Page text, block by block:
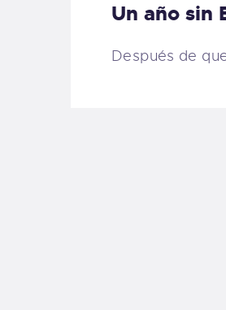
Un año sin
Después de